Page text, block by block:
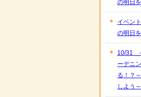
の明日
イベン
の明日
10/31
ーデニ
る！？
しよう～